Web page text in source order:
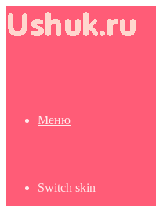
Меню
Switch skin